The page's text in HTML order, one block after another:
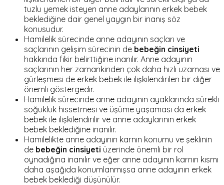
tuzlu yemek isteyen anne adaylarının erkek bebek
beklediğine dair genel yaygın bir inanış söz
konusudur.
Hamilelik sürecinde anne adayının saçları ve
saçlarının gelişim sürecinin de bebeğin cinsiyeti
hakkında fikir belirttiğine inanılır. Anne adayının
saçlarının her zamankinden çok daha hızlı uzaması ve
gürleşmesi de erkek bebek ile ilişkilendirilen bir diğer
önemli göstergedir.
Hamilelik sürecinde anne adayının ayaklarında sürekli
soğukluk hissetmesi ve üşüme yaşaması da erkek
bebek ile ilişkilendirilir ve anne adaylarının erkek
bebek beklediğine inanılır.
Hamilelikte anne adayının karnın konumu ve şeklinin
de bebeğin cinsiyeti üzerinde önemli bir rol
oynadığına inanılır ve eğer anne adayının karnın kısmı
daha aşağıda konumlanmışsa anne adayının erkek
bebek beklediği düşünülür.